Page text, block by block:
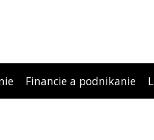
Financie a podnikanie